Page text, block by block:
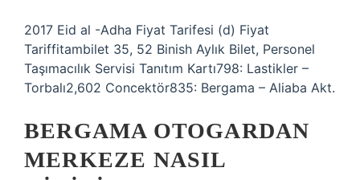
2017 Eid al -Adha Fiyat Tarifesi (d) Fiyat
Tariffitambilet 35, 52 Binish Aylık Bilet, Personel
Taşımacılık Servisi Tanıtım Kartı798: Lastikler –
Torbalı2,602 Concektör835: Bergama – Aliaba Akt.
BERGAMA OTOGARDAN
MERKEZE NASIL